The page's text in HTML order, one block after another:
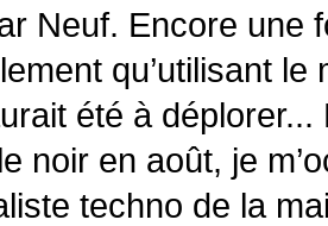
Neuf. Encore une
qu’utilisant
été à
noir en août, je
techno de la